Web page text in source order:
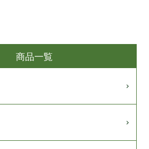
商品一覧